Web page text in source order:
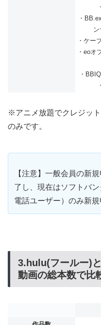
・
ン
・ケー
・eoオ
・
※アニメ放題でクレジッ
のみです。
【注意】一般会員の新
了し、現在はソフトバ
電話ユーザー）のみ新規
3.hulu(フールー)
動画の総本数で比